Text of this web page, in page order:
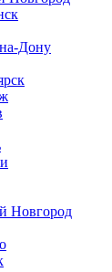
Дону
Новгород